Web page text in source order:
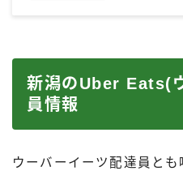
新潟のUber Eats(
員情報
ウーバーイーツ配達員と